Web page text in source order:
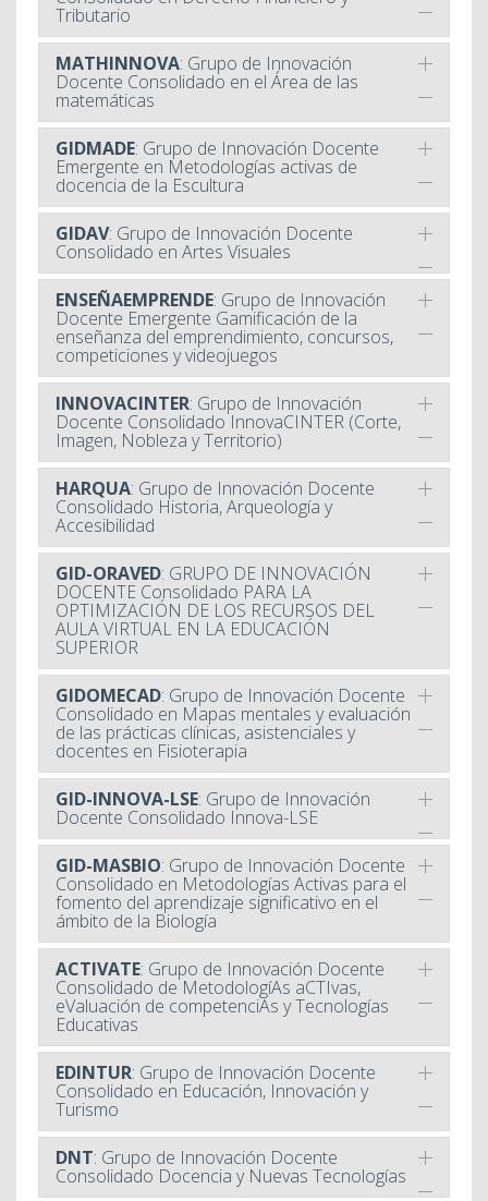
Tributario
MATHINNOVA: Grupo de Innovación
Docente Consolidado en el Área de las
matemáticas
GIDMADE: Grupo de Innovación Docente
Emergente en Metodologías activas de
docencia de la Escultura
GIDAV: Grupo de Innovación Docente
Consolidado en Artes Visuales
ENSEÑAEMPRENDE: Grupo de Innovación
Docente Emergente Gamificación de la
enseñanza del emprendimiento, concursos,
competiciones y videojuegos
INNOVACINTER: Grupo de Innovación
Docente Consolidado InnovaCINTER (Corte,
Imagen, Nobleza y Territorio)
HARQUA: Grupo de Innovación Docente
Consolidado Historia, Arqueología y
Accesibilidad
GID-ORAVED: GRUPO DE INNOVACIÓN
DOCENTE Consolidado PARA LA
OPTIMIZACIÓN DE LOS RECURSOS DEL
AULA VIRTUAL EN LA EDUCACIÓN
SUPERIOR
GIDOMECAD: Grupo de Innovación Docente
Consolidado en Mapas mentales y evaluación
de las prácticas clínicas, asistenciales y
docentes en Fisioterapia
GID-INNOVA-LSE: Grupo de Innovación
Docente Consolidado Innova-LSE
GID-MASBIO: Grupo de Innovación Docente
Consolidado en Metodologías Activas para el
fomento del aprendizaje significativo en el
ámbito de la Biología
ACTIVATE: Grupo de Innovación Docente
Consolidado de MetodologíAs aCTIvas,
eValuación de competenciAs y Tecnologías
Educativas
EDINTUR: Grupo de Innovación Docente
Consolidado en Educación, Innovación y
Turismo
DNT: Grupo de Innovación Docente
Consolidado Docencia y Nuevas Tecnologías